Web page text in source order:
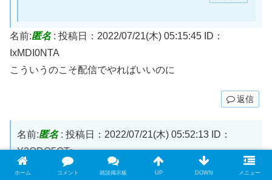
名前:匿名: 投稿日：2022/07/21(木) 05:15:45 ID：
IxMDI0NTA
こういうのこそ配信でやればいいのに
返信
名前:匿名: 投稿日：2022/07/21(木) 05:52:13
ID：
Y2ODQ5OTc
遭遇戦だからしゃーないやろ
ホーム コメント 雑談掲示板 UP DOWN メニュー